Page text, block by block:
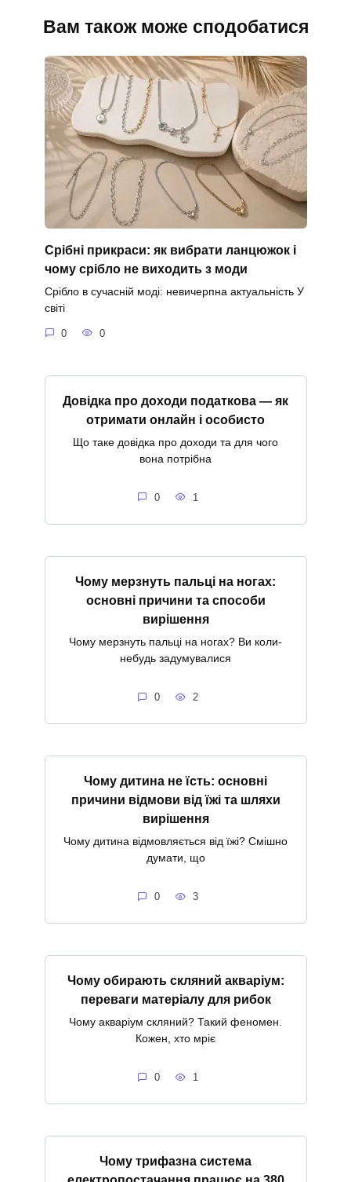
Вам також може сподобатися
Срібні прикраси: як вибрати ланцюжок і
чому срібло не виходить з моди
Срібло в сучасній моді: невичерпна актуальність У
світі
0 0
Довідка про доходи податкова — як
отримати онлайн і особисто
Що таке довідка про доходи та для чого
вона потрібна
0 1
Чому мерзнуть пальці на ногах:
основні причини та способи
вирішення
Чому мерзнуть пальці на ногах? Ви коли-
небудь задумувалися
0 2
Чому дитина не їсть: основні
причини відмови від їжі та шляхи
вирішення
Чому дитина відмовляється від їжі? Смішно
думати, що
0 3
Чому обирають скляний акваріум:
переваги матеріалу для рибок
Чому акваріум скляний? Такий феномен.
Кожен, хто мріє
0 1
Чому трифазна система